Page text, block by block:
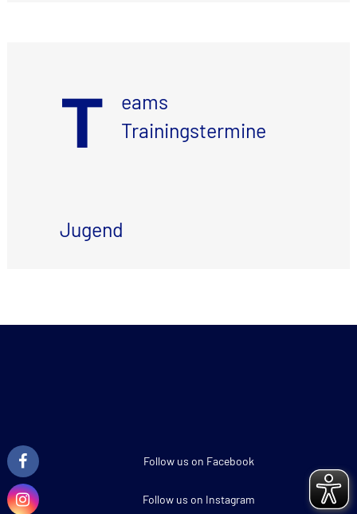
T
eams
Trainingstermine
Jugend
Follow us on Facebook
Follow us on Instagram